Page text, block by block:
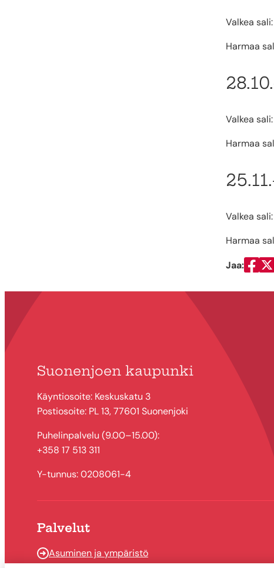
Valkea sali:
Harmaa
Valkea sali:
Harmaa
Valkea sali:
Harmaa
Jaa:
Jaa
Suonenjoen kaupunki
Käyntiosoite: Keskuskatu 3
Postiosoite: PL 13, 77601 Suonenjoki
Puhelinpalvelu (9.00–15.00):
+358 17 513 311
Y-tunnus: 0208061-4
Palvelut
Asuminen ja ympäristö